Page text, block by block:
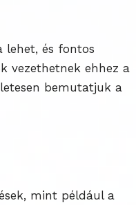
lehet, és fontos
vezethetnek ehhez a
bemutatjuk a
mint például a